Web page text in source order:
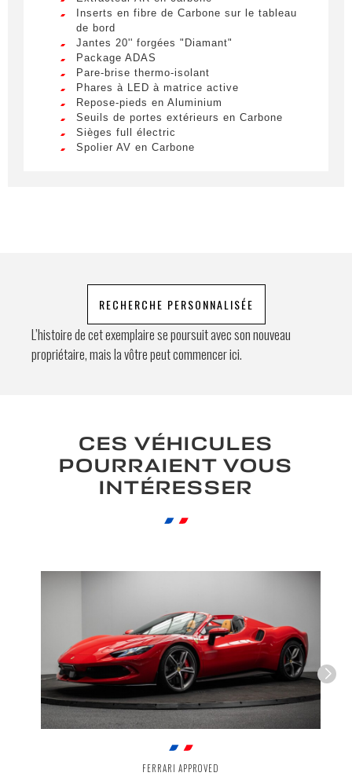
*
Prénom
E-mail *
Demande spéciale
commerciale.
Envoyer
Lorem ipsum dolor sit amet, consectetur
adipiscing elit. Ut a elit sed nisl pulvinar
egestas a vel nibh. Sed aliquam varius
feugiat. Suspendisse finibus nec nibh eget
ultricies. Mauris et malesuada augue.
Lorem ipsum dolor sit amet, consectetur
adipiscing elit. Ut a elit sed nisl pulvinar
egestas a vel nibh. Sed aliquam varius
feugiat. Suspendisse finibus nec nibh eget
Inserts en fibre de Carbone sur le tableau
de bord
Jantes 20'' forgées "Diamant"
Package ADAS
Pare-brise thermo-isolant
Phares à LED à matrice active
Repose-pieds en Aluminium
Seuils de portes extérieurs en Carbone
Sièges full électric
Spolier AV en Carbone
RECHERCHE PERSONNALISÉE
L’histoire de cet exemplaire se poursuit avec son nouveau
propriétaire, mais la vôtre peut commencer ici.
CES VÉHICULES
POURRAIENT VOUS
INTÉRESSER
FERRARI APPROVED